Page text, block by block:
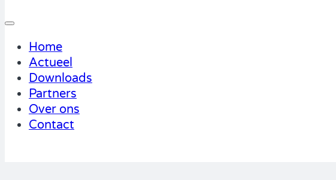
Home
Actueel
Downloads
Partners
Over ons
Contact